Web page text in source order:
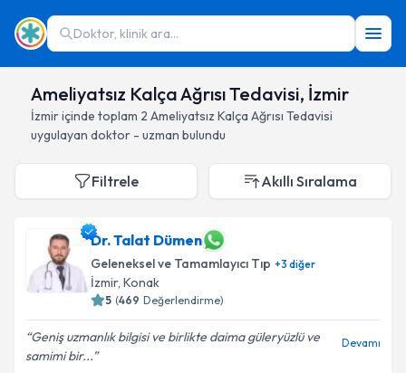
Doktor, klinik ara...
Ameliyatsız Kalça Ağrısı Tedavisi, İzmir
İzmiriçinde toplam 2 Ameliyatsız Kalça Ağrısı Tedavisi
uygulayan doktor - uzman bulundu
Filtrele Akıllı Sıralama
Dr. Talat Dümen
Geleneksel ve Tamamlayıcı Tıp +3 diğer
İzmir, Konak
5 (469 Değerlendirme)
Geniş uzmanlık bilgisi ve birlikte daima güleryüzlü ve
samimi bir...
Devamı